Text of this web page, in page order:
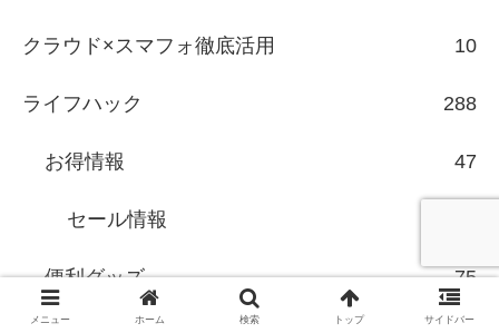
クラウド×スマフォ徹底活用 10
ライフハック 288
お得情報 47
セール情報
便利グッズ 75
メニュー ホーム 検索 トップ サイドバー